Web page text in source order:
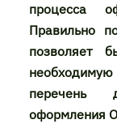
процесса
Правильно
позволяет
необходимую
перечень
оформления